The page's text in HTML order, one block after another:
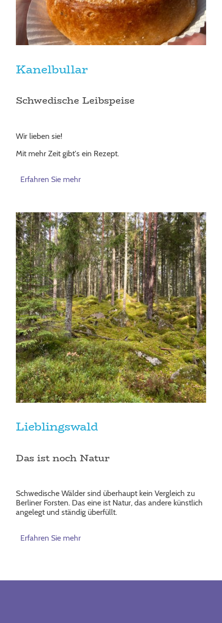
Kanelbullar
Schwedische Leibspeise
Wir lieben sie!
Mit mehr Zeit gibt's ein Rezept.
Erfahren Sie mehr
Lieblingswald
Das ist noch Natur
Schwedische Wälder sind überhaupt kein Vergleich zu
Berliner Forsten. Das eine ist Natur, das andere künstlich
angelegt und ständig überfüllt.
Erfahren Sie mehr